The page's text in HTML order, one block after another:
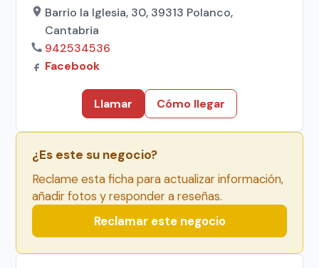
Barrio la Iglesia, 30, 39313 Polanco,
Cantabria
942534536
Facebook
Llamar Cómo llegar
¿Es este su negocio?
Reclame esta ficha para actualizar información,
añadir fotos y responder a reseñas.
Reclamar este negocio